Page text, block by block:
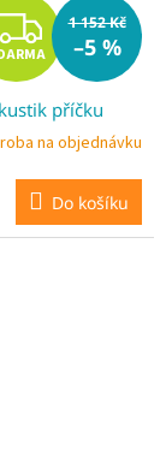
Z
D
A
R
M
1 152 Kč
–5 %
příčku
na objednávku
Do košíku